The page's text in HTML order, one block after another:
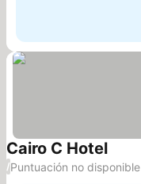
Cairo C Hotel
/Puntuación no disponible